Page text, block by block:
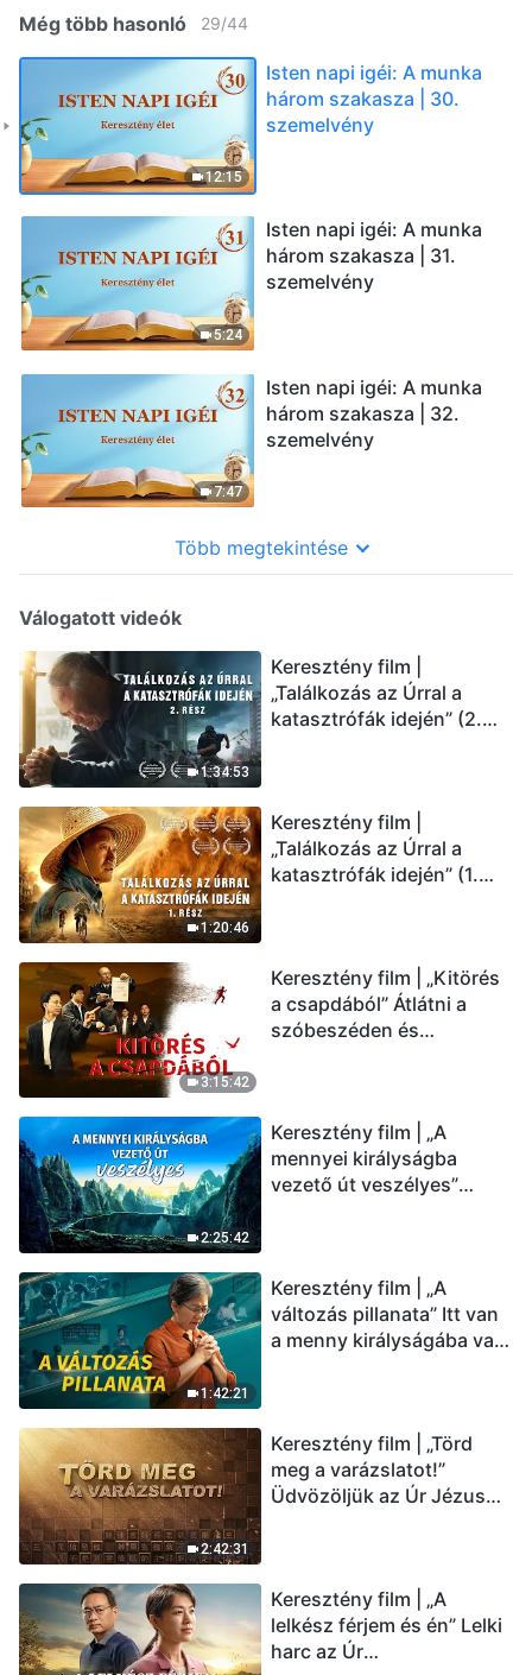
Még több hasonló 29/44
12:15
Isten napi igéi: A munka
három szakasza | 30.
szemelvény
5:24
Isten napi igéi: A munka
három szakasza | 31.
szemelvény
7:47
Isten napi igéi: A munka
három szakasza | 32.
szemelvény
Több megtekintése
Válogatott videók
1:34:53
Keresztény film |
„Találkozás az Úrral a
katasztrófák idején” (2.
országába? (Magyar
szinkron)
1:20:46
Keresztény film |
„Találkozás az Úrral a
katasztrófák idején” (1.
3:15:42
Keresztény film | „Kitörés
a csapdából” Átlátni a
szóbeszéden és
2:25:42
Keresztény film | „A
mennyei királyságba
vezető út veszélyes”
1:42:21
Keresztény film | „A
változás pillanata” Itt van
a menny királyságába való
2:42:31
Keresztény film | „Törd
meg a varázslatot!”
Üdvözöljük az Úr Jézus
Keresztény film | „A
lelkész férjem és én” Lelki
harc az Úr